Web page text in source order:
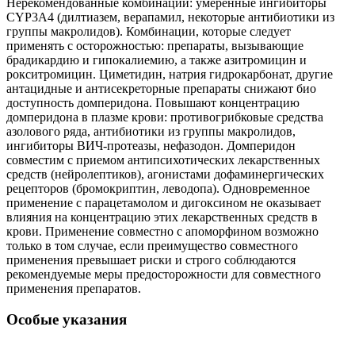
Нерекомендованные комбинации: умеренные ингибиторы
CYP3A4 (дилтиазем, верапамил, некоторые антибиотики из
группы макролидов). Комбинации, которые следует
применять с осторожностью: препараты, вызывающие
брадикардию и гипокалиемию, а также азитромицин и
рокситромицин. Циметидин, натрия гидрокарбонат, другие
антацидные и антисекреторные препараты снижают био
доступность домперидона. Повышают концентрацию
домперидона в плазме крови: противогрибковые средства
азолового ряда, антибиотики из группы макролидов,
ингибиторы ВИЧ-протеазы, нефазодон. Домперидон
совместим с приемом антипсихотических лекарственных
средств (нейролептиков), агонистами дофаминергических
рецепторов (бромокриптин, леводопа). Одновременное
применение с парацетамолом и дигоксином не оказывает
влияния на концентрацию этих лекарственных средств в
крови. Применение совместно с апоморфином возможно
только в том случае, если преимущество совместного
применения превышает риски и строго соблюдаются
рекомендуемые меры предосторожности для совместного
применения препаратов.
Особые указания